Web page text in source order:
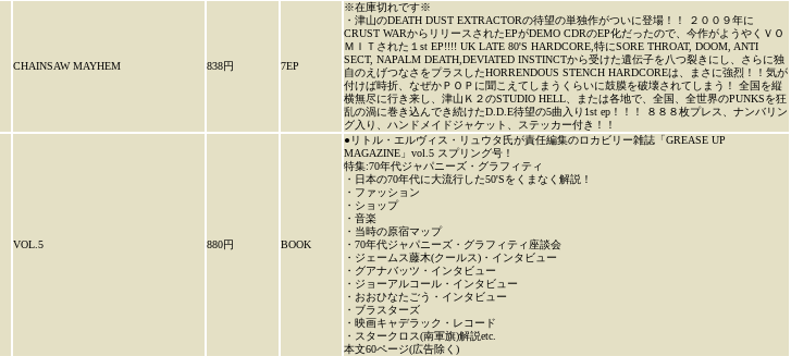
CHAINSAW MAYHEM 838円 7EP
※在庫切れです※
・津山のDEATH DUST EXTRACTORの待望の単独作がついに登場！！ ２００９年に
CRUST WARからリリースされたEPがDEMO CDRのEP化だったので、今作がようやくＶＯ
ＭＩＴされた１st EP!!!! UK LATE 80'S HARDCORE,特にSORE THROAT, DOOM, ANTI
SECT, NAPALM DEATH,DEVIATED INSTINCTから受けた遺伝子を八つ裂きにし、さらに独
自のえげつなさをプラスしたHORRENDOUS STENCH HARDCOREは、まさに強烈！！気が
付けば時折、なぜかＰＯＰに聞こえてしまうくらいに鼓膜を破壊されてしまう！ 全国を縦
横無尽に行き来し、津山Ｋ２のSTUDIO HELL、または各地で、全国、全世界のPUNKSを狂
乱の渦に巻き込んでき続けたD.D.E待望の5曲入り1st ep！！！ ８８８枚プレス、ナンバリン
グ入り、ハンドメイドジャケット、ステッカー付き！！
VOL.5 880円 BOOK
●リトル・エルヴィス・リュウタ氏が責任編集のロカビリー雑誌「GREASE UP
MAGAZINE」vol.5 スプリング号！
特集:70年代ジャパニーズ・グラフィティ
・日本の70年代に大流行した50'Sをくまなく解説！
・ファッション
・ショップ
・音楽
・当時の原宿マップ
・70年代ジャパニーズ・グラフィティ座談会
・ジェームス藤木(クールス)・インタビュー
・グアナバッツ・インタビュー
・ジョーアルコール・インタビュー
・おおひなたごう・インタビュー
・ブラスターズ
・映画キャデラック・レコード
・スタークロス(南軍旗)解説etc.
本文60ページ(広告除く)